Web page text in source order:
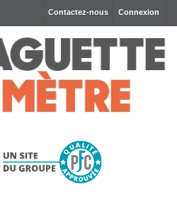
Connexion
Contactez-nous